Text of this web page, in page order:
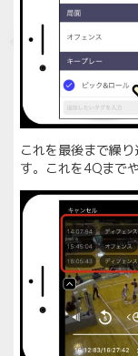
これを最後まで繰
す。これを4Qまで